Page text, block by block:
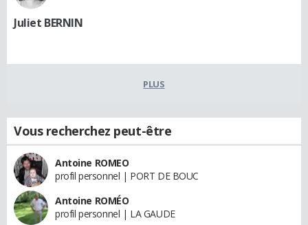
Juliet BERNIN
PLUS
Vous recherchez peut-être
Antoine ROMEO
profil personnel | PORT DE BOUC
Antoine ROMÉO
profil personnel | LA GAUDE